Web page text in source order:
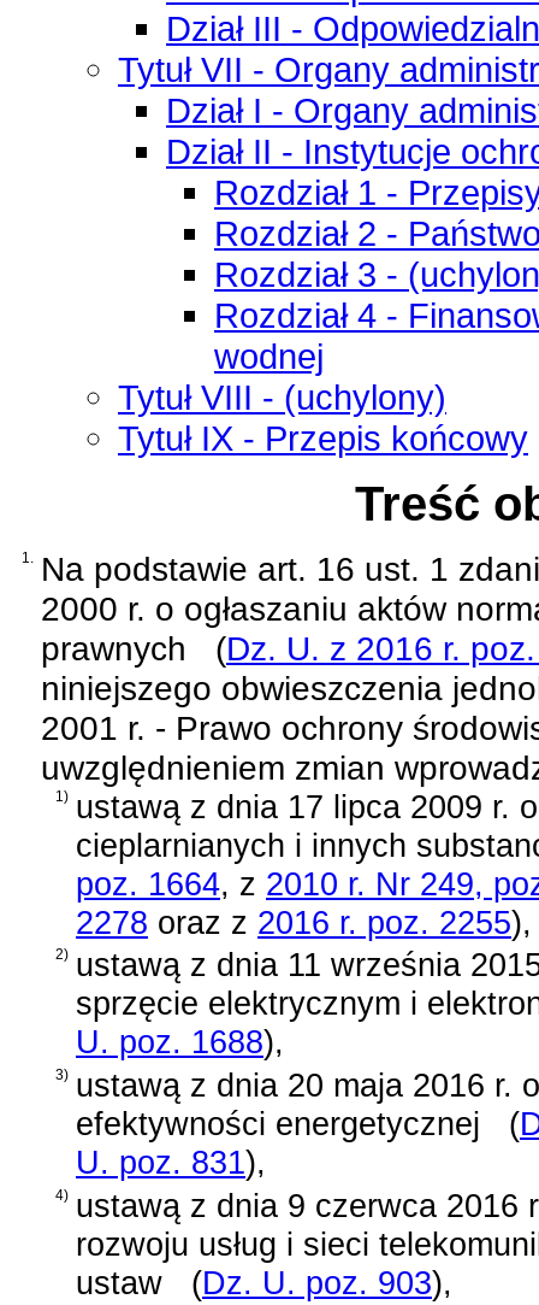
Dział III -
Tytuł VII - Organy
Dział I - Organy
Dział II - Instytucje
Rozdział 1 -
Rozdział 2 -
Rozdział 3 -
Rozdział 4 -
wodnej
Tytuł VIII - (uchylony)
Tytuł IX - Przepis końcowy
Treść
1. Na podstawie art. 16 ust. 1
2000 r. o ogłaszaniu aktów
prawnych
(Dz. U. z 2016 r.
niniejszego obwieszczenia
2001 r. - Prawo ochrony
uwzględnieniem zmian
1) ustawą z dnia 17 lipca 2009 r.
cieplarnianych i innych
poz. 1664, z 2010 r. Nr 249,
2278 oraz z 2016 r. poz. 2255),
2) ustawą z dnia 11 września
sprzęcie elektrycznym i
U. poz. 1688),
3) ustawą z dnia 20 maja 2016 r. o
efektywności energetycznej
(
U. poz. 831),
4) ustawą z dnia 9 czerwca 2016
rozwoju usług i sieci
ustaw
(Dz. U. poz. 903),